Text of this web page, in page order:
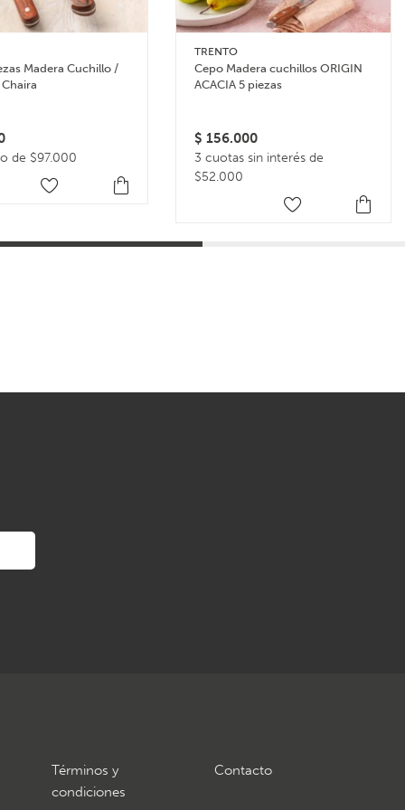
Madera Cuchillo /
de $97.000
TRENTO
Cepo Madera cuchillos ORIGIN
ACACIA 5 piezas
$ 156.000
3 cuotas sin interés de
$52.000
Términos y
condiciones
Contacto